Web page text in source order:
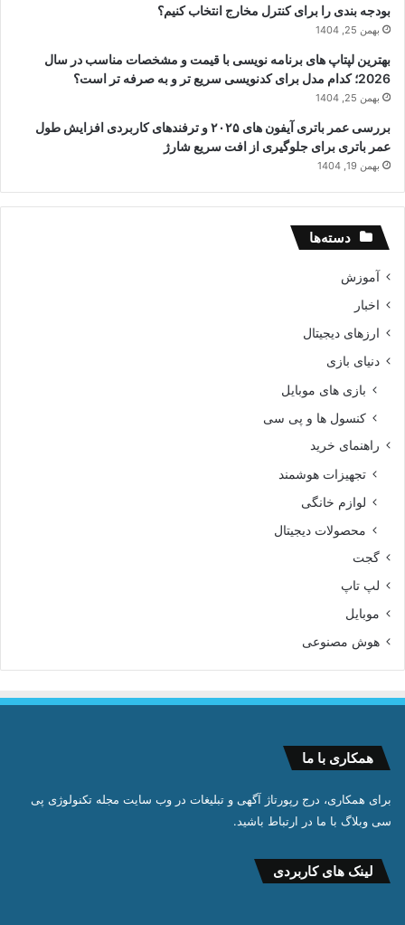
بودجه بندی را برای کنترل مخارج انتخاب کنیم؟
بهمن 25, 1404
بهترین لپتاپ های برنامه نویسی با قیمت و مشخصات مناسب در سال
2026؛ کدام مدل برای کدنویسی سریع تر و به صرفه تر است؟
بهمن 25, 1404
بررسی عمر باتری آیفون های ۲۰۲۵ و ترفندهای کاربردی افزایش طول
عمر باتری برای جلوگیری از افت سریع شارژ
بهمن 19, 1404
دسته‌ها
آموزش
اخبار
ارزهای دیجیتال
دنیای بازی
بازی های موبایل
کنسول ها و پی سی
راهنمای خرید
تجهیزات هوشمند
لوازم خانگی
محصولات دیجیتال
گجت
لپ تاپ
موبایل
هوش مصنوعی
همکاری با ما
برای همکاری، درج رپورتاژ آگهی و تبلیغات در وب سایت مجله تکنولوژی پی
سی وبلاگ با ما در ارتباط باشید.
لینک های کاربردی